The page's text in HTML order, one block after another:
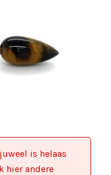
is helaas
hier andere